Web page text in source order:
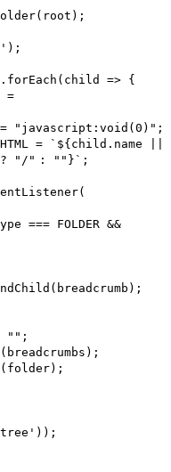
);
=> {
=
"javascript:void(0)" ;
= `${child.name ||
"/" : "" }`;
=== FOLDER &&
"" ;
));